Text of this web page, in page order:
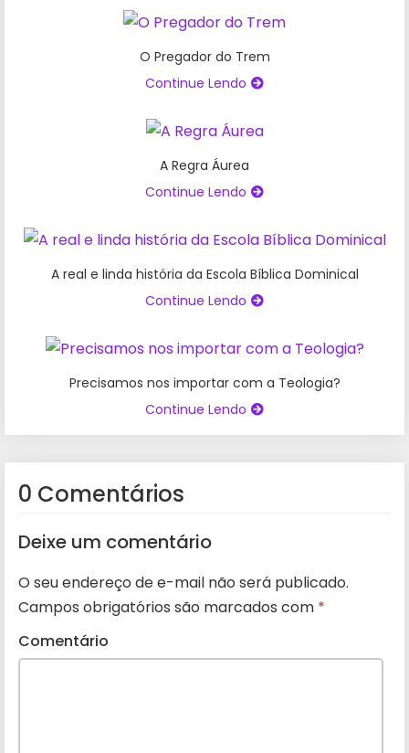
O Pregador do Trem
Continue Lendo
A Regra Áurea
Continue Lendo
A real e linda história da Escola Bíblica Dominical
Continue Lendo
Precisamos nos importar com a Teologia?
Continue Lendo
0 Comentários
Deixe um comentário
O seu endereço de e-mail não será publicado.
Campos obrigatórios são marcados com *
Comentário